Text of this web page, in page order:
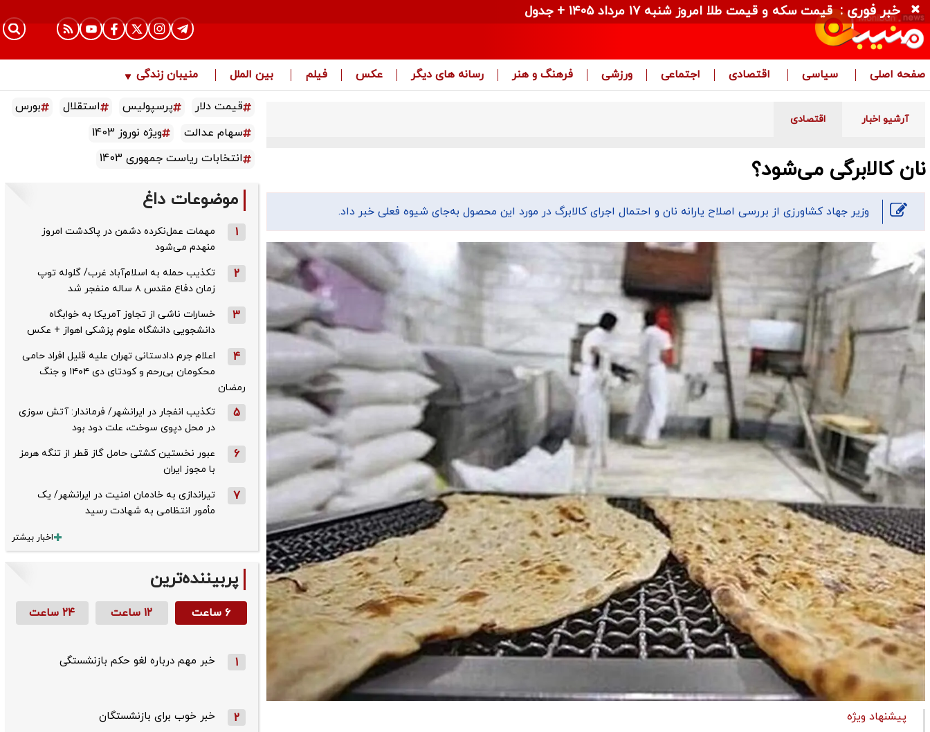
صفحه اصلی سیاسی اقتصادی اجتماعی ورزشی فرهنگ و هنر رسانه های دیگر عکس فیلم بین الملل منیبان زندگی
آرشیو اخبار اقتصادی
نان کالابرگی می‌شود؟
وزیر جهاد کشاورزی از بررسی اصلاح یارانه نان و احتمال اجرای کالابرگ در مورد این محصول به‌جای شیوه فعلی خبر داد.
پیشنهاد ویژه
قیمت دلار پرسپولیس استقلال
بورس
سهام عدالت
ویژه نوروز 1403
انتخابات ریاست جمهوری 1403
موضوعات داغ
1
مهمات عمل‌نکرده دشمن در پاکدشت امروز
منهدم می‌شود
2
تکذیب حمله به اسلام‌آباد غرب/ گلوله توپ
زمان دفاع مقدس ۸ ساله منفجر شد
3
خسارات ناشی از تجاوز آمریکا به خوابگاه
دانشجویی دانشگاه علوم پزشکی اهواز + عکس
4
اعلام جرم دادستانی تهران علیه قلیل افراد حامی
محکومان بی‌رحم و کودتای دی‌ ۱۴۰۴ و جنگ
رمضان
5
تکذیب ‌انفجار در ایرانشهر/ فرماندار: آتش سوزی
در محل دپوی سوخت، علت دود بود
6
عبور نخستین کشتی حامل گاز قطر از تنگه هرمز
با مجوز ایران
7
تیراندازی به خادمان امنیت در ایرانشهر/ یک
مأمور انتظامی به شهادت رسید
اخبار بیشتر
پربیننده‌ترین
۶ ساعت ۱۲ ساعت ۲۴ ساعت
1 خبر مهم درباره لغو حکم بازنشستگی
2 خبر خوب برای بازنشستگان
خبر فوری : قیمت سکه و قیمت طلا امروز شنبه ۱۷ مرداد ۱۴۰۵ + جدول